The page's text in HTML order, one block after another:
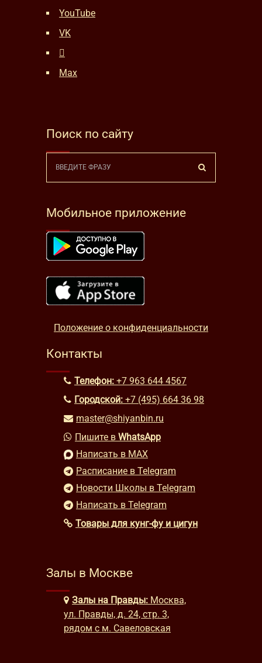
YouTube
VK
Max
Поиск по сайту
Мобильное приложение
Положение о конфиденциальности
Контакты
Телефон: +7 963 644 4567
Городской: +7 (495) 664 36 98
master@shiyanbin.ru
Пишите в WhatsApp
Написать в MAX
Расписание в Telegram
Новости Школы в Telegram
Написать в Telegram
Товары для кунг-фу и цигун
Залы в Москве
Залы на Правды: Москва,
ул. Правды, д. 24, стр. 3,
рядом с м. Савеловская